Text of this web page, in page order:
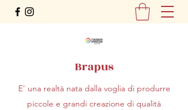
Brapus
E' una realtà nata dalla voglia di produrre
piccole e grandi creazione di qualità